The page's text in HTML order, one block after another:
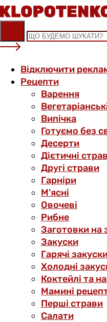
Skip
to
content
Відключити
Рецепти
Варення
Випічка
Готуємо без
Десерти
Дієтичні
Другі страви
Гарніри
М’ясні
Овочеві
Рибне
Заготовки на
Закуски
Гарячі
Холодні
Коктейлі та
Мамині
Перші страви
Салати